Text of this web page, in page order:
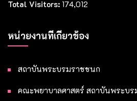
Total Visitors: 174,012
หน่วยงานที่เกี่ยวข้อง
สถาบันพระบรมราชชนก
คณะพยาบาลศาสตร์ สถาบันพระบ